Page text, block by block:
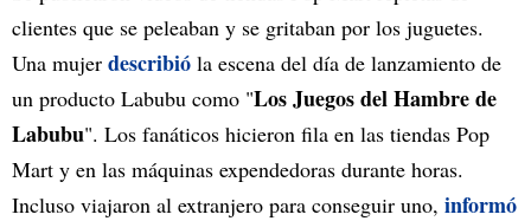
clientes que se peleaban y se gritaban por los juguetes.
Una mujer describió la escena del día de lanzamiento de
un producto Labubu como "Los Juegos del Hambre de
Labubu". Los fanáticos hicieron fila en las tiendas Pop
Mart y en las máquinas expendedoras durante horas.
Incluso viajaron al extranjero para conseguir uno, informó